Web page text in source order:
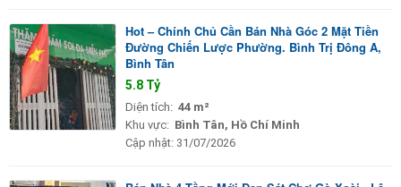
Hot – Chính Chủ Cần Bán Nhà Góc 2 Mặt Tiền
Đường Chiến Lược Phường. Bình Trị Đông A,
Bình Tân
5.8 Tỷ
Diện tích: 44 m²
Khu vực: Bình Tân, Hồ Chí Minh
Cập nhật: 31/07/2026